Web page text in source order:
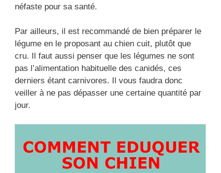
néfaste pour sa santé.
Par ailleurs, il est recommandé de bien préparer le
légume en le proposant au chien cuit, plutôt que
cru. Il faut aussi penser que les légumes ne sont
pas l’alimentation habituelle des canidés, ces
derniers étant carnivores. Il vous faudra donc
veiller à ne pas dépasser une certaine quantité par
jour.